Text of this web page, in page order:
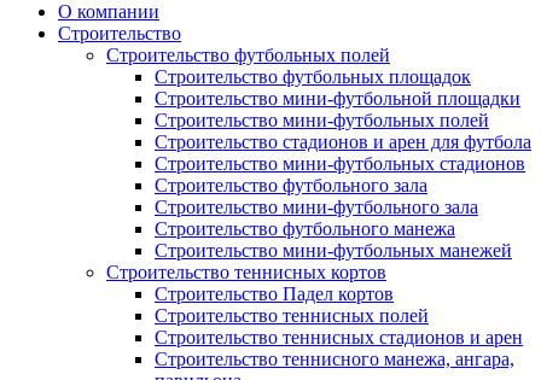
О компании
Строительство
Строительство футбольных полей
Строительство футбольных площадок
Строительство мини-футбольной площадки
Строительство мини-футбольных полей
Строительство стадионов и арен для футбола
Строительство мини-футбольных стадионов
Строительство футбольного зала
Строительство мини-футбольного зала
Строительство футбольного манежа
Строительство мини-футбольных манежей
Строительство теннисных кортов
Строительство Падел кортов
Строительство теннисных полей
Строительство теннисных стадионов и арен
Строительство теннисного манежа, ангара,